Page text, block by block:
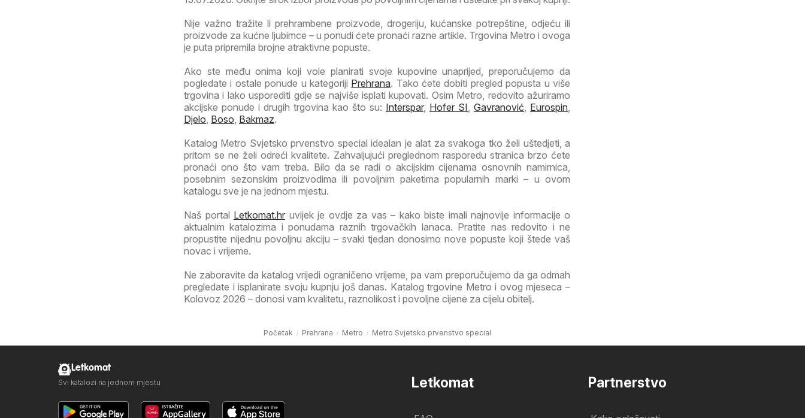
Nije važno tražite li prehrambene proizvode, drogeriju, kućanske potrepštine, odjeću ili
proizvode za kućne ljubimce – u ponudi ćete pronaći razne artikle. Trgovina Metro i ovoga
je puta pripremila brojne atraktivne popuste.
Ako ste među onima koji vole planirati svoje kupovine unaprijed, preporučujemo da
pogledate i ostale ponude u kategoriji Prehrana. Tako ćete dobiti pregled popusta u više
trgovina i lako usporediti gdje se najviše isplati kupovati. Osim Metro, redovito ažuriramo
akcijske ponude i drugih trgovina kao što su: Interspar, Hofer SI, Gavranović, Eurospin,
Djelo, Boso, Bakmaz.
Katalog Metro Svjetsko prvenstvo special idealan je alat za svakoga tko želi uštedjeti, a
pritom se ne želi odreći kvalitete. Zahvaljujući preglednom rasporedu stranica brzo ćete
pronaći ono što vam treba. Bilo da se radi o akcijskim cijenama osnovnih namirnica,
posebnim sezonskim proizvodima ili povoljnim paketima popularnih marki – u ovom
katalogu sve je na jednom mjestu.
Naš portal Letkomat.hr uvijek je ovdje za vas – kako biste imali najnovije informacije o
aktualnim katalozima i ponudama raznih trgovačkih lanaca. Pratite nas redovito i ne
propustite nijednu povoljnu akciju – svaki tjedan donosimo nove popuste koji štede vaš
novac i vrijeme.
Ne zaboravite da katalog vrijedi ograničeno vrijeme, pa vam preporučujemo da ga odmah
pregledate i isplanirate svoju kupnju još danas. Katalog trgovine Metro i ovog mjeseca –
Kolovoz 2026 – donosi vam kvalitetu, raznolikost i povoljne cijene za cijelu obitelj.
Početak Prehrana Metro Metro Svjetsko prvenstvo special
Letkomat Partnerstvo
Letkomat
Svi katalozi na jednom mjestu